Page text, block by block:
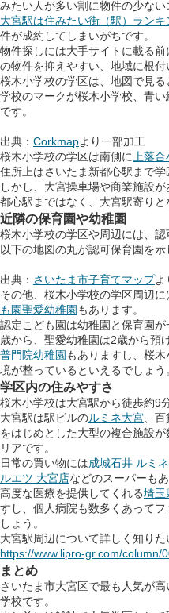
みたい人が多い割に物件の少ない
大宮駅は住みたい街（駅）ラン
件が成約してしまいがちです。
物件探しには大手サイトに載る
の物件を抑えやすい、地域に根付
桜木小学校の学区は、地図で見る
学校のマークが桜木小学校、青
です。
出典： Corkmapより一部加工
桜木小学校の学区は南側に 上落
住所上はさいたま新都心駅まで学
しかし、大宮操車場や商業施設
都心駅まではなく、大宮駅寄りと
近隣の保育園や幼稚園
桜木小学校の学区や周辺には、認
以下の地図の丸が認可保育園を示
出典： さいたま市子育てマップよ
その他、桜木小学校の学区周辺に
も園聖愛幼稚園 もあります。
認定こども園は幼稚園と保育園
歳から、聖愛幼稚園は2歳から預
普門院幼稚園 もありますし、桜
境が整っているといえるでしょう
学区内の住みやすさ
桜木小学校は大宮駅から徒歩約9
大宮駅は駅ビルのルミネ大宮 、
をはじめとした大型の複合施設
リアです。
日常の買い物には成城石井 ルミ
ルエツ 大宮店などのスーパーもあ
高度な医療を提供してくれる埼玉
すし、個人病院も数多くあって
しょう。
大宮駅周辺について詳しく知りた
https://www.lipro-gr.com/column/
まとめ
さいたま市大宮区で最も人気が
学校です。